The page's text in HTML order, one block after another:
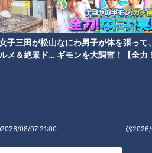
子三田が松山
メ＆絶景ドラ
2026/08/07 21:00
なにわ男子が体を張って
ギモンを大調査！【全力
2026/
週間